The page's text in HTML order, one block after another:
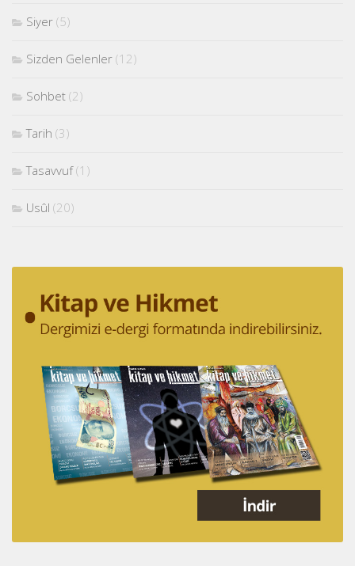
Siyer (5)
Sizden Gelenler (12)
Sohbet (2)
Tarih (3)
Tasavvuf(1)
Usûl (20)